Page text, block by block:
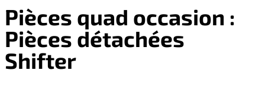
Pièces quad occasion :
Pièces détachées
Shifter